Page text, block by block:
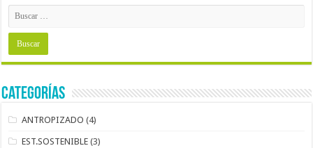
Categorías
ANTROPIZADO (4)
EST.SOSTENIBLE (3)